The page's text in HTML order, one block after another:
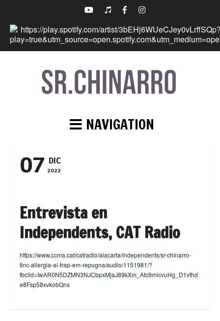
NAVIGATION
07 DIC
2022
Entrevista en
Independents, CAT Radio
https://www.ccma.cat/catradio/alacarta/independents/sr-chinarro-
tinc-allergia-al-trap-em-repugna/audio/1151981/?
fbclid=IwAR0N5DZMN3NJCbpxMjaJ89kXm_Atc9micvuHg_D1vfhd
e8Fsp58xvkobQns